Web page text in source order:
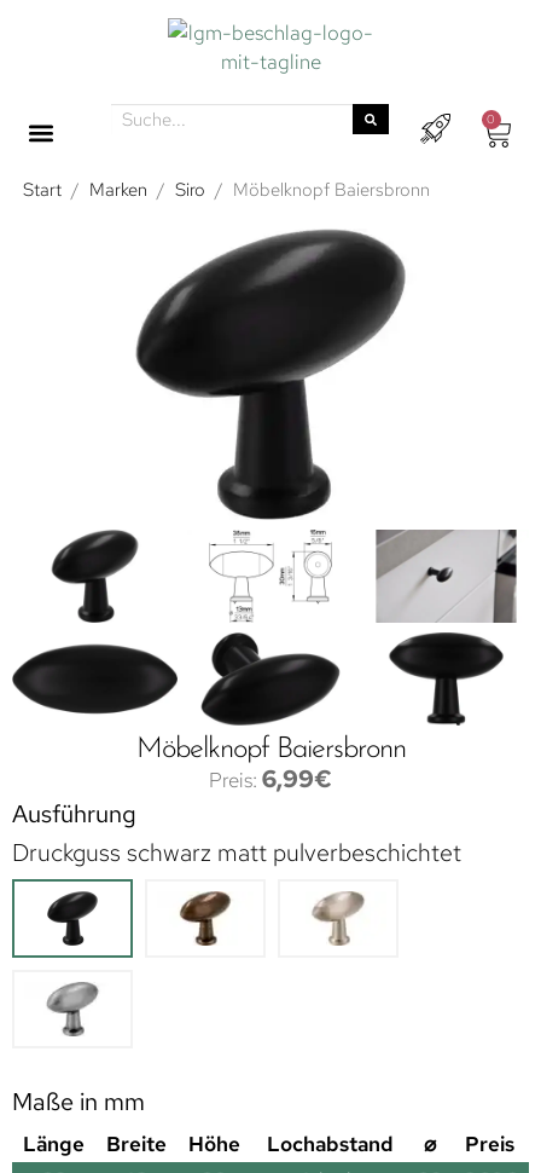
0
Start / Marken / Siro / Möbelknopf Baiersbronn
Möbelknopf Baiersbronn
6,99€
Ausführung
Druckguss schwarz matt pulverbeschichtet
Maße in mm
Länge Breite Höhe Lochabstand ⌀
Preis